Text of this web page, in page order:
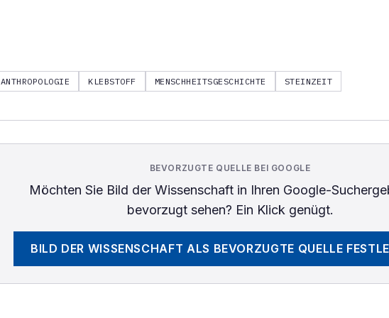
ANTHROPOLOGIE KLEBSTOFF MENSCHHEITSGESCHICHTE STEINZEIT
BEVORZUGTE QUELLE BEI GOOGLE
Möchten Sie Bild der Wissenschaftin Ihren Google-
bevorzugt sehen? Ein Klick genügt.
BILD DER WISSENSCHAFT ALS BEVORZUGTE QUELLE